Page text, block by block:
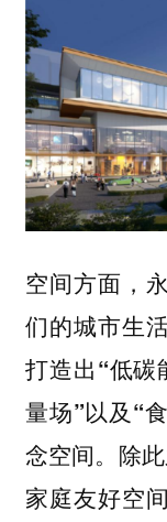
空间方面，
们的城市生
打造出“低碳
量场”以及“
念空间。除
家庭友好空